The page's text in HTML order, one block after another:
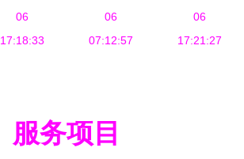
统，软硬件
生态融合迈
06
17:18:33
录与便签软
件推荐
06
07:12:57
账、仓管
ERP与在线
06
17:21:27
服务项目